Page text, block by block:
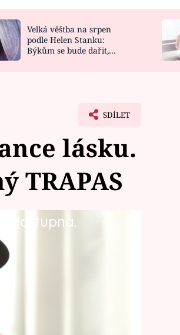
DESIGN
Velká věštba na srpen
podle Helen Stanku:
Býkům se bude dařit,
SDÍLET
lásku.
TRAPAS
dostupná.